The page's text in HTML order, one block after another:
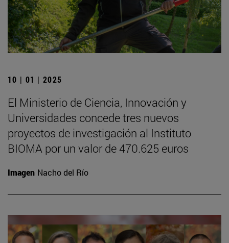
10 | 01 | 2025
El Ministerio de Ciencia, Innovación y
Universidades concede tres nuevos
proyectos de investigación al Instituto
BIOMA por un valor de 470.625 euros
Imagen Nacho del Río